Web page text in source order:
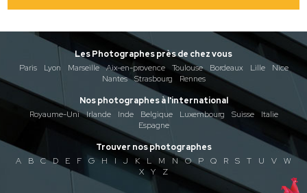
Les Photographes près de chez vous
Paris
Lyon Marseille Aix-en-provence Toulouse Bordeaux Lille
Nice
Nantes
Strasbourg
Rennes
Nos photographes à l'international
Royaume-Uni
Irlande Inde Belgique Luxembourg Suisse
Italie
Espagne
Trouver nos photographes
A
B C D E F G H I J K L M N O P Q R S T U V
W
X
Y Z